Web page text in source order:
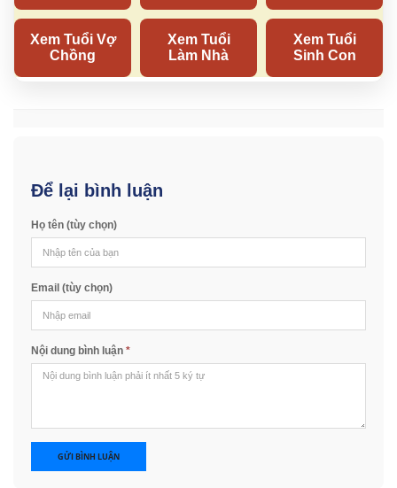
Để lại bình luận
Họ tên (tùy chọn)
Email (tùy chọn)
Nội dung bình luận *
GỬI BÌNH LUẬN